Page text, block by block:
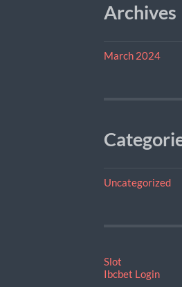
Archives
March 2024
Uncategorized
Slot
Ibcbet Login